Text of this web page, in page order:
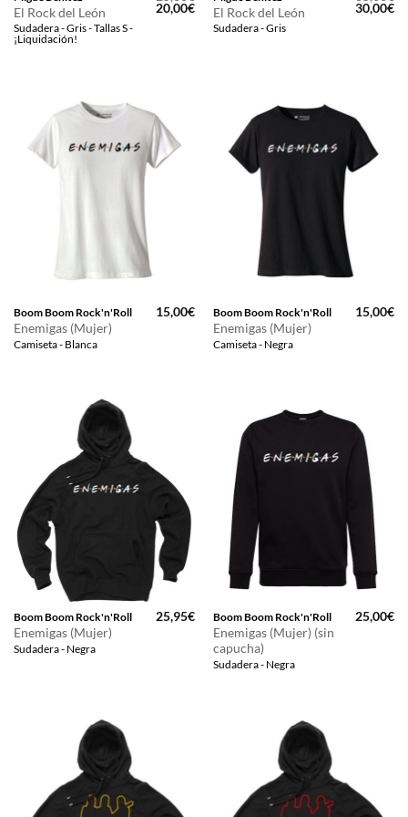
El Rock del León
Sudadera - Gris - Tallas S -
¡Liquidación!
El
precio
20,00€El
precio
actual
El Rock del León
Sudadera - Gris
El
precio
30,00€El
Boom Boom Rock'n'Roll
Enemigas (Mujer)
Camiseta - Blanca
15,00€ Boom Boom Rock'n'Roll
Enemigas (Mujer)
Camiseta - Negra
15,00€
Boom Boom Rock'n'Roll
Enemigas (Mujer)
Sudadera - Negra
25,95€ Boom Boom Rock'n'Roll
Enemigas (Mujer) (sin
capucha)
Sudadera - Negra
25,00€